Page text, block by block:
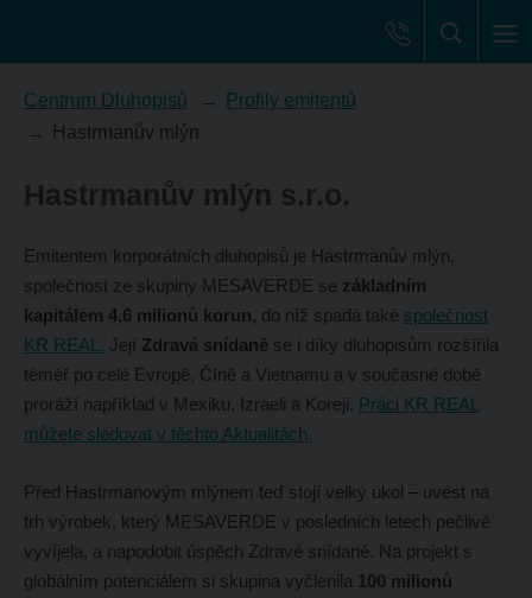
Centrum Dluhopisů
Profily emitentů
Hastrmanův mlýn
Hastrmanův mlýn s.r.o.
Emitentem korporátních dluhopisů je Hastrmanův mlýn,
společnost ze skupiny MESAVERDE se základním
kapitálem 4,6 milionů korun, do níž spadá také společnost
KR REAL. Její Zdravá snídaně se i díky dluhopisům rozšířila
téměř po celé Evropě, Číně a Vietnamu a v současné době
proráží například v Mexiku, Izraeli a Koreji. Práci KR REAL
můžete sledovat v těchto Aktualitách.
Před Hastrmanovým mlýnem teď stojí velký úkol – uvést na
trh výrobek, který MESAVERDE v posledních letech pečlivě
vyvíjela, a napodobit úspěch Zdravé snídaně. Na projekt s
globálním potenciálem si skupina vyčlenila 100 milionů